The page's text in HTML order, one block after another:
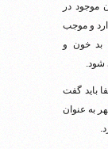
موجود در
و موجب
بد خون و
شود.
باید گفت
به عنوان